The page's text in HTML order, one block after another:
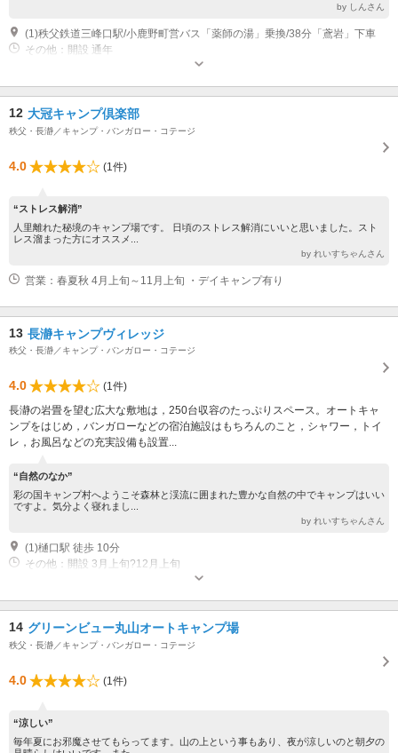
by しんさん
(1)秩父鉄道三峰口駅/小鹿野町営バス「薬師の湯」乗換/38分「鳶岩」下車
その他：開設 通年
12 大冠キャンプ倶楽部
秩父・長瀞／キャンプ・バンガロー・コテージ
4.0 (1件)
“ストレス解消”
人里離れた秘境のキャンプ場です。 日頃のストレス解消にいいと思いました。スト
レス溜まった方にオススメ...
by れいすちゃんさん
営業：春夏秋 4月上旬～11月上旬 ・デイキャンプ有り
13 長瀞キャンプヴィレッジ
秩父・長瀞／キャンプ・バンガロー・コテージ
4.0
(1件)
長瀞の岩畳を望む広大な敷地は，250台収容のたっぷりスペース。オートキャ
ンプをはじめ，バンガローなどの宿泊施設はもちろんのこと，シャワー，トイ
レ，お風呂などの充実設備も設置...
“自然のなか”
彩の国キャンプ村へようこそ森林と渓流に囲まれた豊かな自然の中でキャンプはいい
ですよ。気分よく寝れまし...
by れいすちゃんさん
(1)樋口駅 徒歩 10分
その他：開設 3月上旬?12月上旬
14 グリーンビュー丸山オートキャンプ場
秩父・長瀞／キャンプ・バンガロー・コテージ
4.0 (1件)
“涼しい”
毎年夏にお邪魔させてもらってます。山の上という事もあり、夜が涼しいのと朝夕の